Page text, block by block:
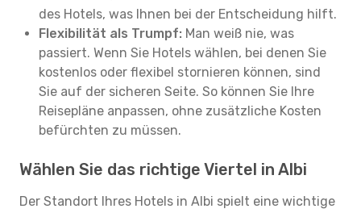
des Hotels, was Ihnen bei der Entscheidung hilft.
Flexibilität als Trumpf: Man weiß nie, was
passiert. Wenn Sie Hotels wählen, bei denen Sie
kostenlos oder flexibel stornieren können, sind
Sie auf der sicheren Seite. So können Sie Ihre
Reisepläne anpassen, ohne zusätzliche Kosten
befürchten zu müssen.
Wählen Sie das richtige Viertel in Albi
Der Standort Ihres Hotels in Albi spielt eine wichtige